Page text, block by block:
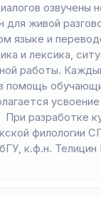
озвучены
живой
и
и лексика,
работы.
помощь
разработке
филологии
к.ф.н. Телицин